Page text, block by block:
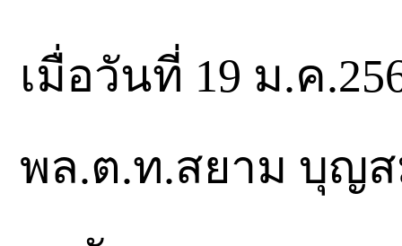
เมื่อวันที่ 19 ม.ค
พล.ต.ท.สยาม บุญ